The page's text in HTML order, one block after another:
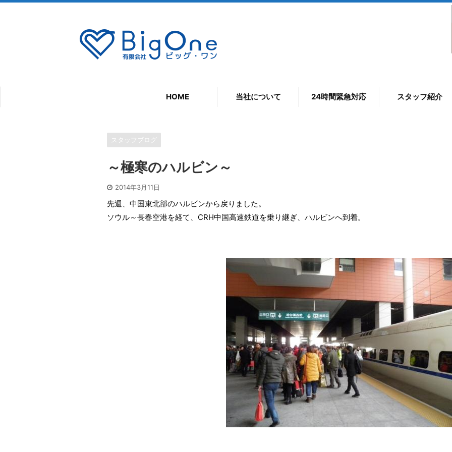
HOME 当社について 24時間緊急対応 スタッフ紹介
スタッフブログ
～極寒のハルビン～
2014年3月11日
先週、中国東北部のハルビンから戻りました。
ソウル～長春空港を経て、CRH中国高速鉄道を乗り継ぎ、ハルビンへ到着。